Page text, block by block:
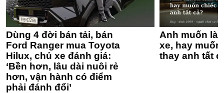
Dùng 4 đời bán tải, bán
Ford Ranger mua Toyota
Hilux, chủ xe đánh giá:
‘Bền hơn, lâu dài nuôi rẻ
hơn, vận hành có điểm
phải đánh đổi’
Anh muốn
xe, hay
thay anh tất